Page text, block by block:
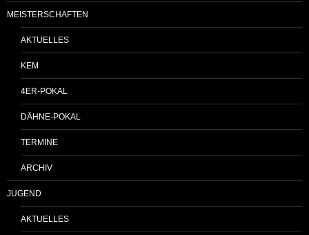
MEISTERSCHAFTEN
AKTUELLES
KEM
4ER-POKAL
DÄHNE-POKAL
TERMINE
ARCHIV
JUGEND
AKTUELLES